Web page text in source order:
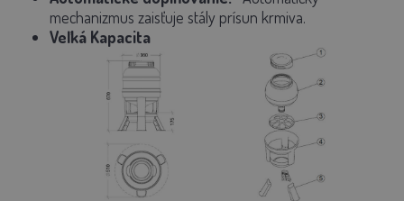
mechanizmus zaisťuje stály prísun krmiva.
Veľká Kapacita